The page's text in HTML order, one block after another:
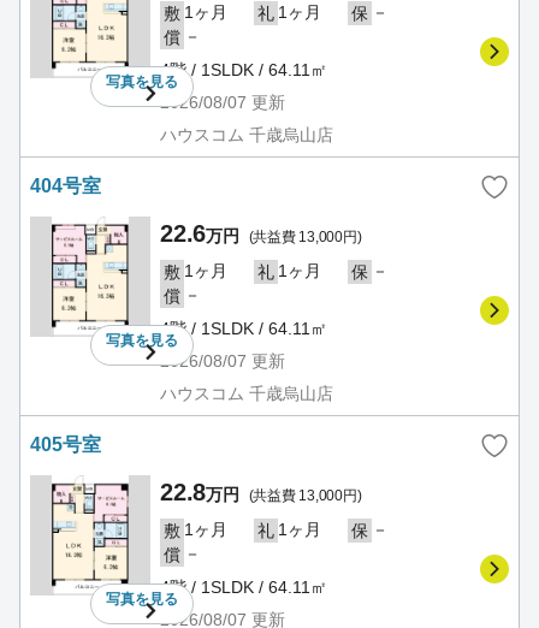
写真を見る
敷 1ヶ月 礼 1ヶ月 保 －
償 －
4階 / 1SLDK / 64.11㎡
2026/08/07 更新
ハウスコム 千歳烏山店
404号室
写真を見る
22.6万円 (共益費 13,000円)
敷 1ヶ月 礼 1ヶ月 保 －
償 －
4階 / 1SLDK / 64.11㎡
2026/08/07 更新
ハウスコム 千歳烏山店
405号室
写真を見る
22.8万円 (共益費 13,000円)
敷 1ヶ月 礼 1ヶ月 保 －
償 －
4階 / 1SLDK / 64.11㎡
2026/08/07 更新